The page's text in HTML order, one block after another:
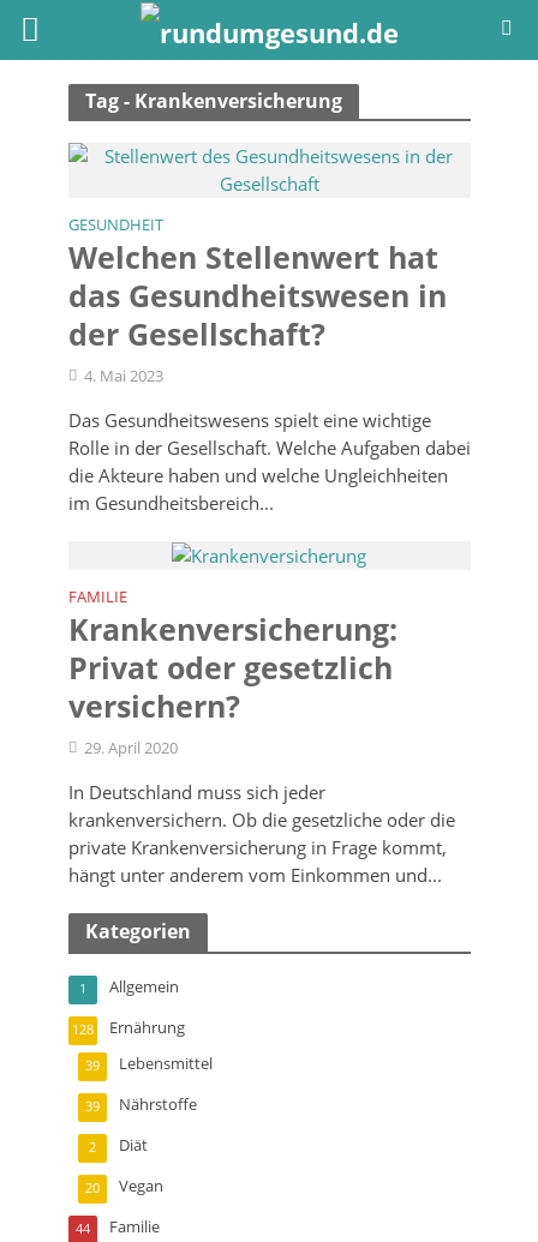
Tag - Krankenversicherung
GESUNDHEIT
Welchen Stellenwert hat
das Gesundheitswesen in
der Gesellschaft?
4. Mai 2023
Das Gesundheitswesens spielt eine wichtige
Rolle in der Gesellschaft. Welche Aufgaben dabei
die Akteure haben und welche Ungleichheiten
im Gesundheitsbereich...
FAMILIE
Krankenversicherung:
Privat oder gesetzlich
versichern?
29. April 2020
In Deutschland muss sich jeder
krankenversichern. Ob die gesetzliche oder die
private Krankenversicherung in Frage kommt,
hängt unter anderem vom Einkommen und...
Kategorien
Allgemein
1
Ernährung
128
Lebensmittel
39
Nährstoffe
39
Diät
2
Vegan
20
Familie
44